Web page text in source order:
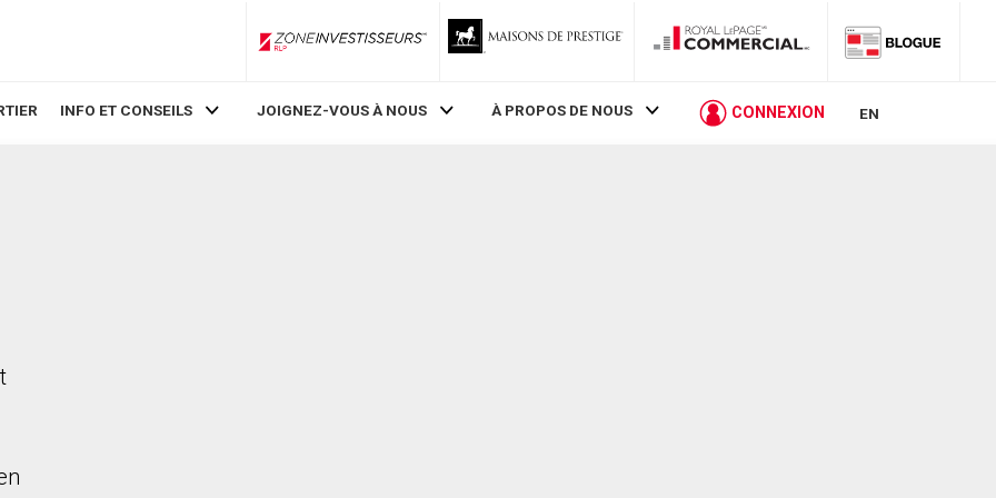
ZoneInvestisseurs RLP
INFO ET CONSEILS JOIGNEZ-VOUS À NOUS À PROPOS DE NOUS CONNEXION EN